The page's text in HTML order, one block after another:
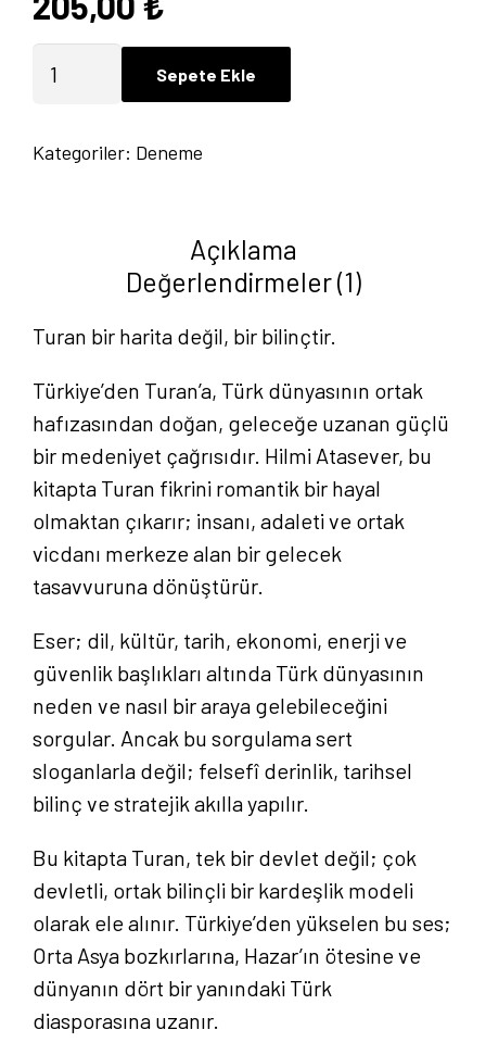
Turan'a:
Medeniyetin
adet
Sepete Ekle
Kategoriler: Deneme
Açıklama
Değerlendirmeler (1)
Turan bir harita değil, bir bilinçtir.
Türkiye’den Turan’a, Türk dünyasının ortak
hafızasından doğan, geleceğe uzanan güçlü
bir medeniyet çağrısıdır. Hilmi Atasever, bu
kitapta Turan fikrini romantik bir hayal
olmaktan çıkarır; insanı, adaleti ve ortak
vicdanı merkeze alan bir gelecek
tasavvuruna dönüştürür.
Eser; dil, kültür, tarih, ekonomi, enerji ve
güvenlik başlıkları altında Türk dünyasının
neden ve nasıl bir araya gelebileceğini
sorgular. Ancak bu sorgulama sert
sloganlarla değil; felsefî derinlik, tarihsel
bilinç ve stratejik akılla yapılır.
Bu kitapta Turan, tek bir devlet değil; çok
devletli, ortak bilinçli bir kardeşlik modeli
olarak ele alınır. Türkiye’den yükselen bu ses;
Orta Asya bozkırlarına, Hazar’ın ötesine ve
dünyanın dört bir yanındaki Türk
diasporasına uzanır.